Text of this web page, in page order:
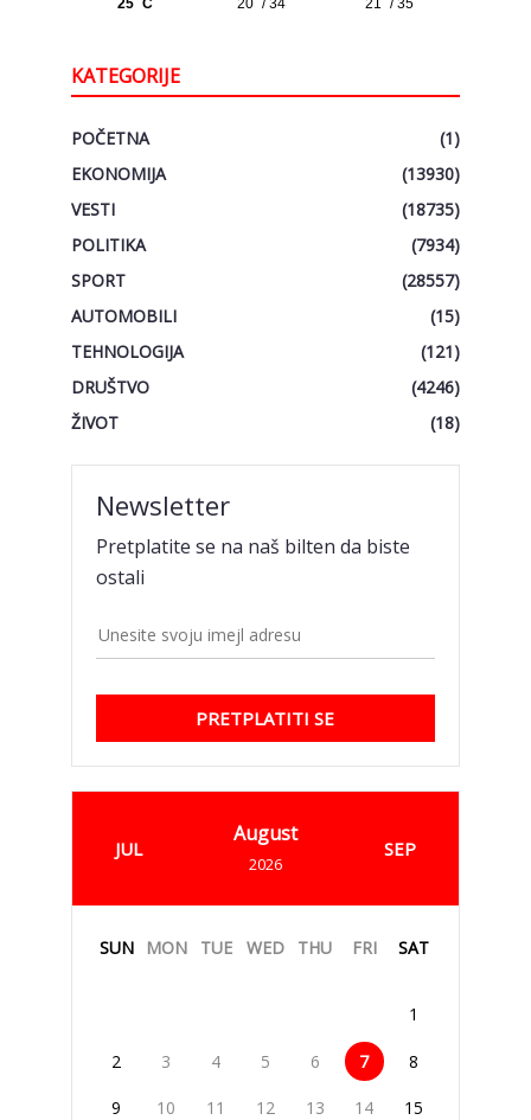
KATEGORIJE
POČETNA
(1)
EKONOMIJA
(13930)
VESTI
(18735)
POLITIKA
(7934)
SPORT
(28557)
AUTOMOBILI
(15)
TEHNOLOGIJA
(121)
DRUŠTVO
(4246)
ŽIVOT
(18)
Newsletter
Pretplatite se na naš bilten da biste
ostali
PRETPLATITI SE
JUL
August
2026
SEP
SUN MON TUE WED THU FRI SAT
1
2 3 4 5 6 7 8
9 10 11 12 13 14 15